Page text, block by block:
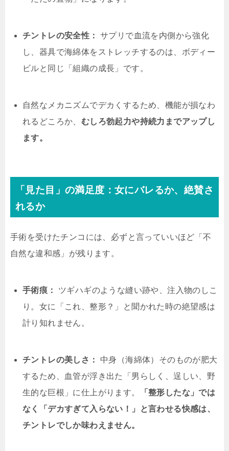
チントレの安全性：
サプリで血流を内側から強化
し、器具で海綿体をストレッチするのは、ボディー
ビルと同じ「組織の成長」です。
自然なメカニズムでデカくするため、機能が損なわ
れるどころか、 むしろ勃起力や持続力までアップし
ます。
「見た目」の満足度：女にバレるか、絶賛さ
れるか
手術を受けたチンコには、必ずと言っていいほど「不
自然な違和感」が残ります。
手術痕：
ツギハギのような縫い跡や、注入物のしこ
り。女に「これ、整形？」と聞かれた時の絶望感は
計り知れません。
チントレの美しさ：
中身（海綿体）そのものが肥大
するため、血管が浮き出た「男らしく、逞しい、野
生的な巨根」に仕上がります。
「整形したな」では
なく「デカすぎて入らない！」と言わせる快感は、
チントレでしか味わえません。